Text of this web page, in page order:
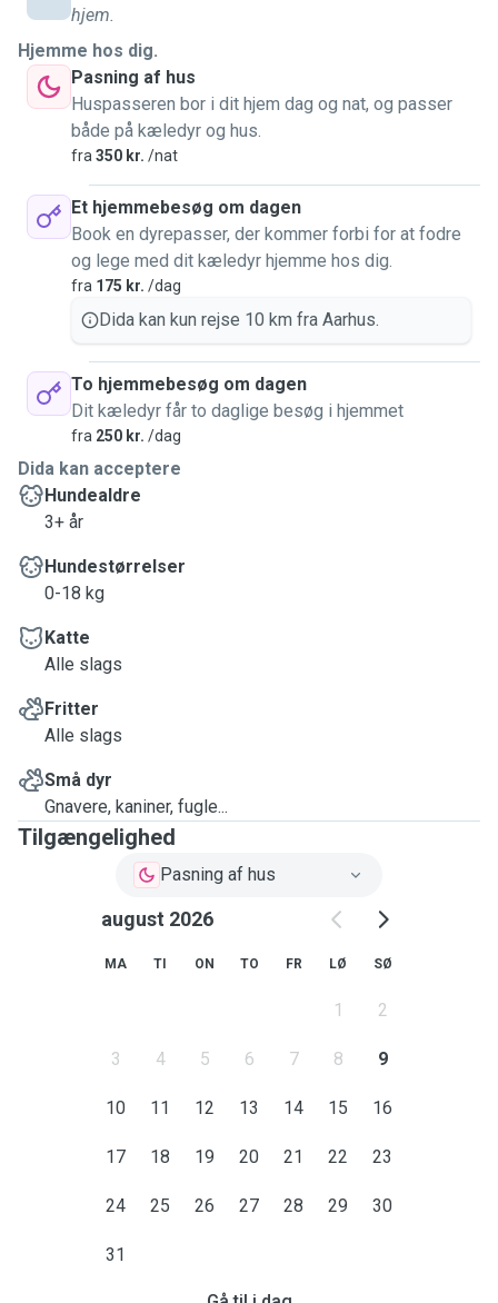
hjem.
Hjemme hos dig.
Pasning af hus
Huspasseren bor i dit hjem dag og nat, og passer
både på kæledyr og hus.
fra 350 kr. /nat
Et hjemmebesøg om dagen
Book en dyrepasser, der kommer forbi for at fodre
og lege med dit kæledyr hjemme hos dig.
fra 175 kr. /dag
Dida kan kun rejse 10 km fra Aarhus.
To hjemmebesøg om dagen
Dit kæledyr får to daglige besøg i hjemmet
fra 250 kr. /dag
Dida kan acceptere
Hundealdre
3+ år
Hundestørrelser
0-18 kg
Katte
Alle slags
Fritter
Alle slags
Små dyr
Gnavere, kaniner, fugle...
Tilgængelighed
Pasning af hus
august 2026
MA TI ON TO FR LØ SØ
1 2
3 4 5 6 7 8 9
10 11 12 13 14 15 16
17 18 19 20 21 22 23
24 25 26 27 28 29 30
31